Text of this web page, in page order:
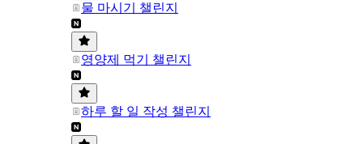
물 마시기 챌린지
영양제 먹기 챌린지
하루 할 일 작성 챌린지